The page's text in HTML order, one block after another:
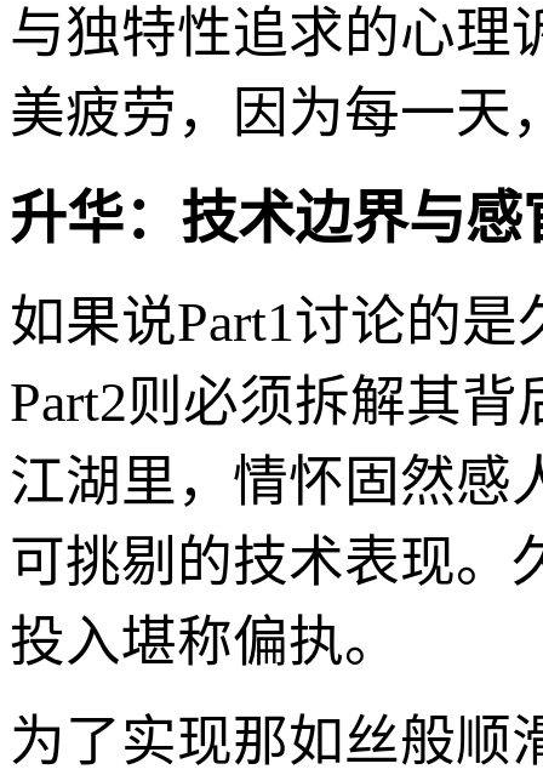
与独特性追求的心理
美疲劳，因为每一天
升华：技术边界与
如果说Part1讨论的
Part2则必须拆解其
江湖里，情怀固然感
可挑剔的技术表现。
投入堪称偏执。
为了实现那如丝般顺